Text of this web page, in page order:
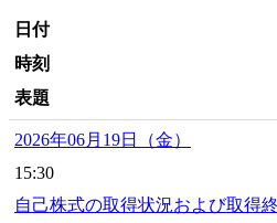
日付
時刻
表題
2026年06月19日（金）
15:30
自己株式の取得状況および取得